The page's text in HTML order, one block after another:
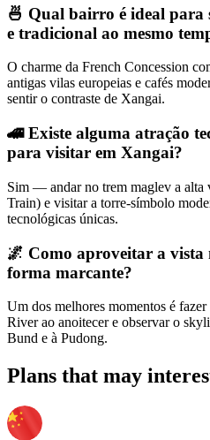
🍜 Qual bairro é ideal para
e tradicional ao mesmo
O charme da French Concession
antigas vilas europeias e cafés
sentir o contraste de Xangai.
🚄 Existe alguma atração
para visitar em Xangai?
Sim — andar no trem maglev a alta
Train) e visitar a torre-símbolo
tecnológicas únicas.
🌌 Como aproveitar a
forma marcante?
Um dos melhores momentos é
River ao anoitecer e observar o
Bund e à Pudong.
Plans that may